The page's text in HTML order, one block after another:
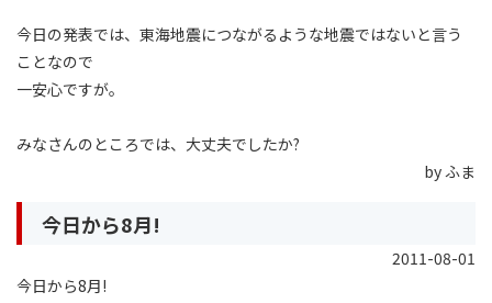
今日の発表では、東海地震につながるような地震ではないと言う
ことなので
一安心ですが。
みなさんのところでは、大丈夫でしたか?
by ふま
今日から8月!
2011-08-01
今日から8月!